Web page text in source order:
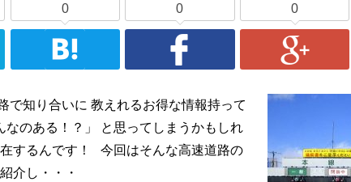
0 0 0
で知り合いに 教えれるお得な情報持って
のある！？」 と思ってしまうかもしれ
するんです！ 今回はそんな高速道路の
介し・・・